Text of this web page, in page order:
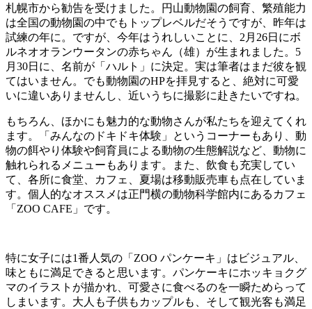
札幌市から勧告を受けました。円山動物園の飼育、繁殖能力
は全国の動物園の中でもトップレベルだそうですが、昨年は
試練の年に。ですが、今年はうれしいことに、2月26日にボ
ルネオオランウータンの赤ちゃん（雄）が生まれました。5
月30日に、名前が「ハルト」に決定。実は筆者はまだ彼を観
てはいません。でも動物園のHPを拝見すると、絶対に可愛
いに違いありませんし、近いうちに撮影に赴きたいですね。
もちろん、ほかにも魅力的な動物さんが私たちを迎えてくれ
ます。「みんなのドキドキ体験」というコーナーもあり、動
物の餌やり体験や飼育員による動物の生態解説など、動物に
触れられるメニューもあります。また、飲食も充実してい
て、各所に食堂、カフェ、夏場は移動販売車も点在していま
す。個人的なオススメは正門横の動物科学館内にあるカフェ
「ZOO CAFE」です。
特に女子には1番人気の「ZOO パンケーキ」はビジュアル、
味ともに満足できると思います。パンケーキにホッキョクグ
マのイラストが描かれ、可愛さに食べるのを一瞬ためらって
しまいます。大人も子供もカップルも、そして観光客も満足